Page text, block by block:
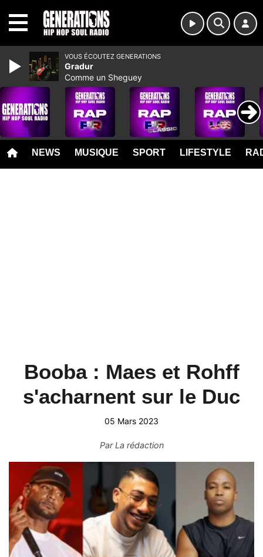
NEWS MUSIQUE SPORT LIFESTYLE
Booba : Maes et Rohff
s'acharnent sur le Duc
05 Mars 2023
ParLa rédaction
VOUS ÉCOUTEZ GENERATIONS
Gradur
Comme un Sheguey